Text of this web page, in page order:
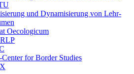
und Dynamisierung von Lehr-
Oecologicum
for Border Studies